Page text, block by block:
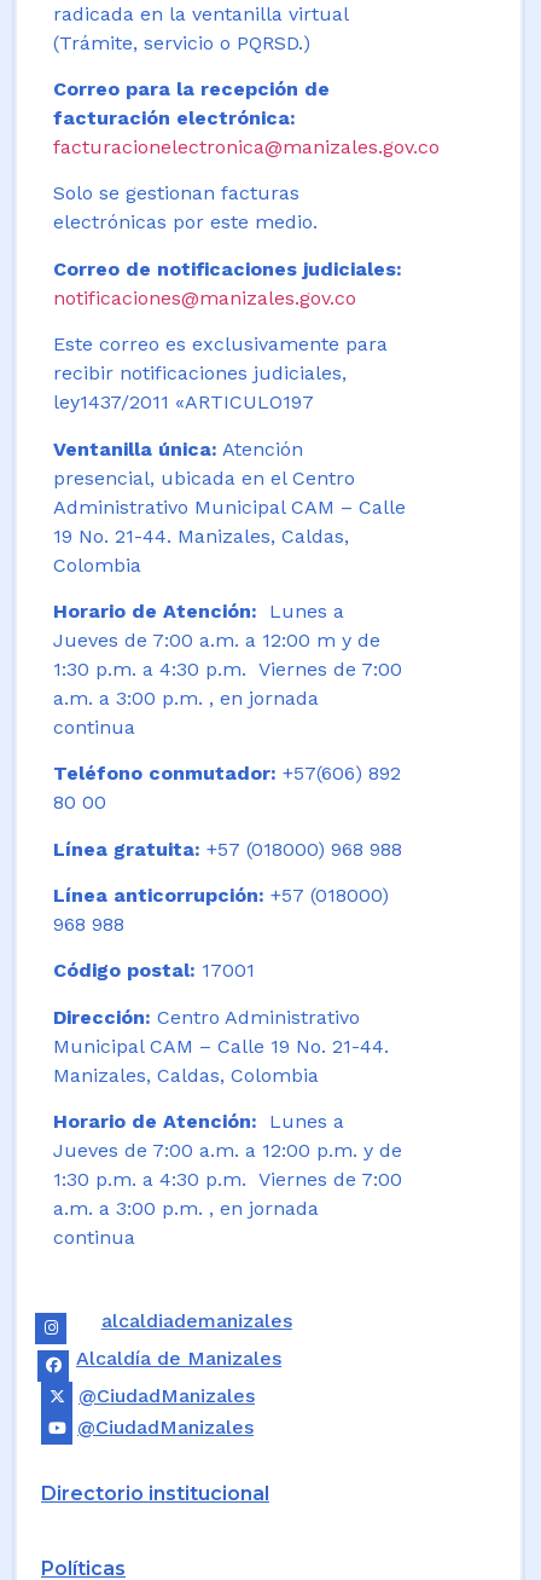
radicada en la ventanilla virtual
(Trámite, servicio o PQRSD.)
Correo para la recepción de
facturación electrónica:
facturacionelectronica@manizales.gov.co
Solo se gestionan facturas
electrónicas por este medio.
Correo de notificaciones judiciales:
notificaciones@manizales.gov.co
Este correo es exclusivamente para
recibir notificaciones judiciales,
ley1437/2011 «ARTICULO197
Ventanilla única: Atención
presencial, ubicada en el Centro
Administrativo Municipal CAM – Calle
19 No. 21-44. Manizales, Caldas,
Colombia
Horario de Atención:
Lunes a
Jueves de 7:00 a.m. a 12:00 m y de
1:30 p.m. a 4:30 p.m. Viernes de 7:00
a.m. a 3:00 p.m. , en jornada
continua
Teléfono conmutador: +57(606) 892
80 00
Línea gratuita: +57 (018000) 968 988
Línea anticorrupción: +57 (018000)
968 988
Código postal: 17001
Dirección: Centro Administrativo
Municipal CAM – Calle 19 No. 21-44.
Manizales, Caldas, Colombia
Horario de Atención: Lunes a
Jueves de 7:00 a.m. a 12:00 p.m. y de
1:30 p.m. a 4:30 p.m. Viernes de 7:00
a.m. a 3:00 p.m. , en jornada
continua
alcaldiademanizales
Alcaldía de Manizales
@CiudadManizales
@CiudadManizales
Directorio institucional
Políticas